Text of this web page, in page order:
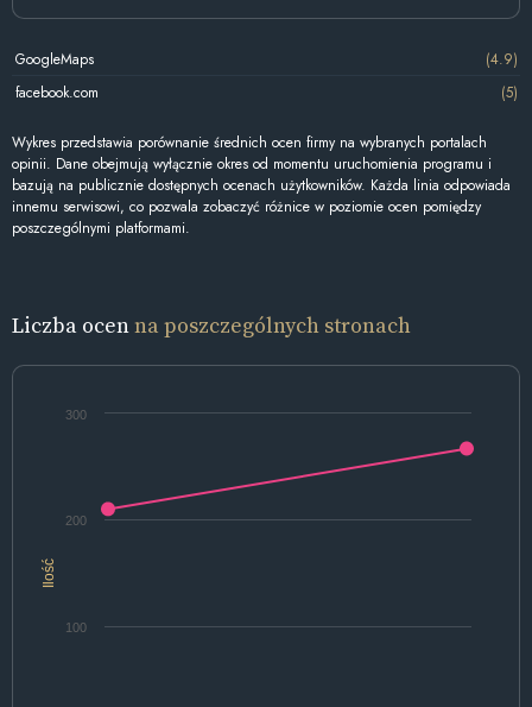
GoogleMaps
(4.9)
facebook.com
(5)
Wykres przedstawia porównanie średnich ocen firmy na wybranych portalach
opinii. Dane obejmują wyłącznie okres od momentu uruchomienia programu i
bazują na publicznie dostępnych ocenach użytkowników. Każda linia odpowiada
innemu serwisowi, co pozwala zobaczyć różnice w poziomie ocen pomiędzy
poszczególnymi platformami.
Liczba ocenna poszczególnych stronach
Ilość
100
200
300